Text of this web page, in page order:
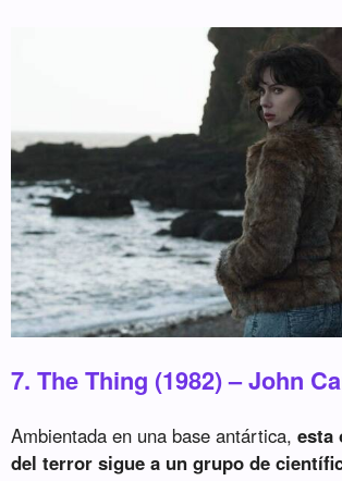
7. The Thing (1982) – John
Ambientada en una base antártica, esta
del terror sigue a un grupo de